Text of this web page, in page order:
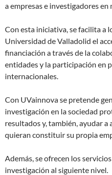
a empresas e investigadores
Con esta iniciativa, se facilita a
Universidad de Valladolid el
financiación a través de la
entidades y la participación en
internacionales.
Con UVainnova se pretende
investigación en la sociedad
resultados y, también, ayudar
quieran constituir su propia
Además, se ofrecen los
investigación al siguiente nivel.